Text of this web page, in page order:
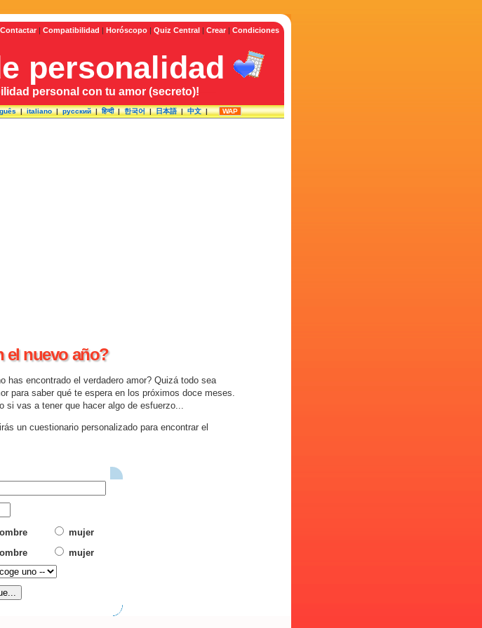
Contactar | Compatibilidad | Horóscopo | Quiz Central | Crear | Condiciones
personalidad
personal con tu amor (secreto)!
|italiano|русский|हिन्दी|한국어|日本語|中文| WAP
el nuevo año?
has encontrado el verdadero amor? Quizá todo sea
para saber qué te espera en los próximos doce meses.
vas a tener que hacer algo de esfuerzo...
un cuestionario personalizado para encontrar el
mujer
mujer